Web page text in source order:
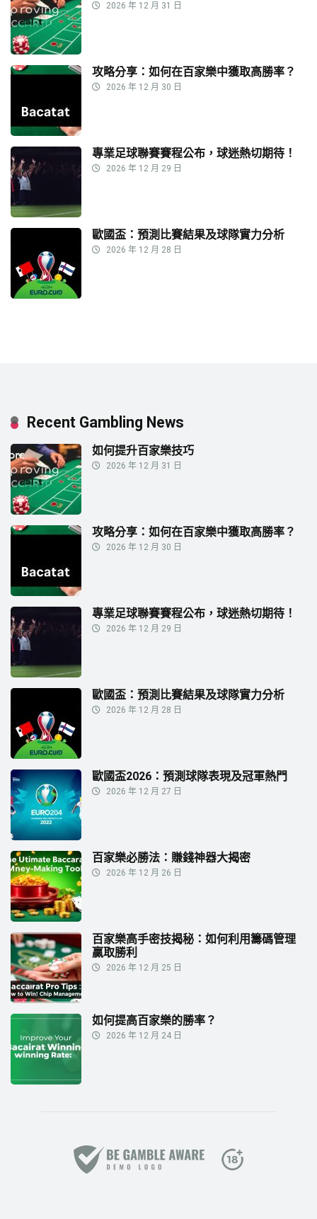
2026 年 12 月 31 日
攻略分享：如何在百家樂中獲取高勝率？
2026 年 12 月 30 日
專業足球聯賽賽程公布，球迷熱切期待！
2026 年 12 月 29 日
歐國盃：預測比賽結果及球隊實力分析
2026 年 12 月 28 日
Recent Gambling News
如何提升百家樂技巧
2026 年 12 月 31 日
攻略分享：如何在百家樂中獲取高勝率？
2026 年 12 月 30 日
專業足球聯賽賽程公布，球迷熱切期待！
2026 年 12 月 29 日
歐國盃：預測比賽結果及球隊實力分析
2026 年 12 月 28 日
歐國盃2026：預測球隊表現及冠軍熱門
2026 年 12 月 27 日
百家樂必勝法：賺錢神器大揭密
2026 年 12 月 26 日
百家樂高手密技揭秘：如何利用籌碼管理
贏取勝利
2026 年 12 月 25 日
如何提高百家樂的勝率？
2026 年 12 月 24 日